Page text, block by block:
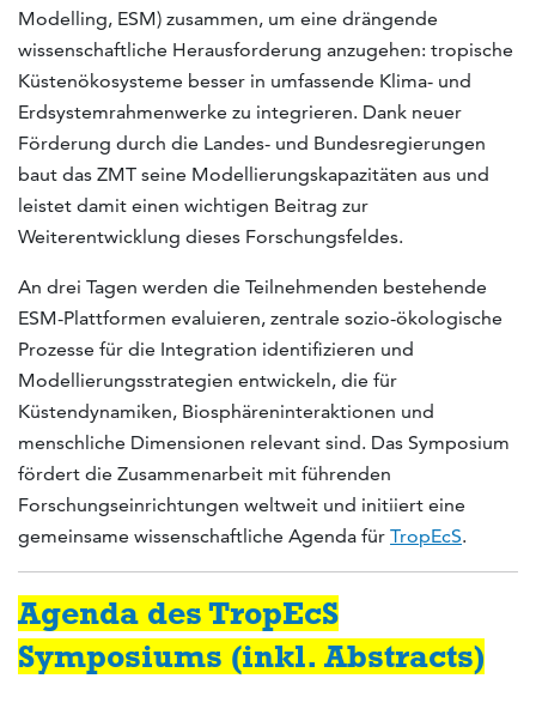
Modelling, ESM) zusammen, um eine drängende
wissenschaftliche Herausforderung anzugehen: tropische
Küstenökosysteme besser in umfassende Klima- und
Erdsystemrahmenwerke zu integrieren. Dank neuer
Förderung durch die Landes- und Bundesregierungen
baut das ZMT seine Modellierungskapazitäten aus und
leistet damit einen wichtigen Beitrag zur
Weiterentwicklung dieses Forschungsfeldes.
An drei Tagen werden die Teilnehmenden bestehende
ESM-Plattformen evaluieren, zentrale sozio-ökologische
Prozesse für die Integration identifizieren und
Modellierungsstrategien entwickeln, die für
Küstendynamiken, Biosphäreninteraktionen und
menschliche Dimensionen relevant sind. Das Symposium
fördert die Zusammenarbeit mit führenden
Forschungseinrichtungen weltweit und initiiert eine
gemeinsame wissenschaftliche Agenda für TropEcS.
Agenda des TropEcS
Symposiums (inkl. Abstracts)